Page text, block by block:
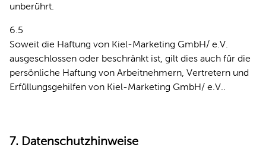
unberührt.
6.5
Soweit die Haftung von Kiel-Marketing GmbH/ e.V.
ausgeschlossen oder beschränkt ist, gilt dies auch für die
persönliche Haftung von Arbeitnehmern, Vertretern und
Erfüllungsgehilfen von Kiel-Marketing GmbH/ e.V..
7. Datenschutzhinweise